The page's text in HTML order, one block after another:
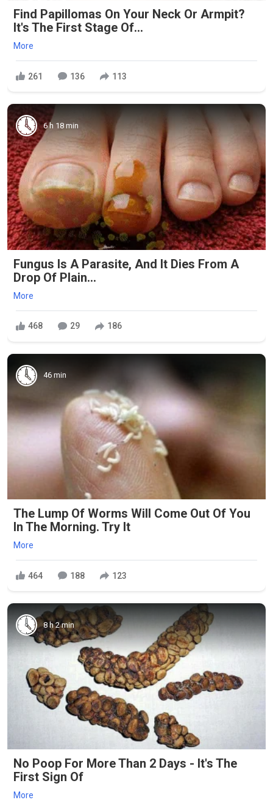
Find Papillomas On Your Neck Or Armpit?
It's The First Stage Of...
More
261 136 113
6 h 18 min
Fungus Is A Parasite, And It Dies From A
Drop Of Plain...
More
468 29 186
46 min
The Lump Of Worms Will Come Out Of You
In The Morning. Try It
More
464 188 123
8 h 2 min
No Poop For More Than 2 Days - It's The
First Sign Of
More